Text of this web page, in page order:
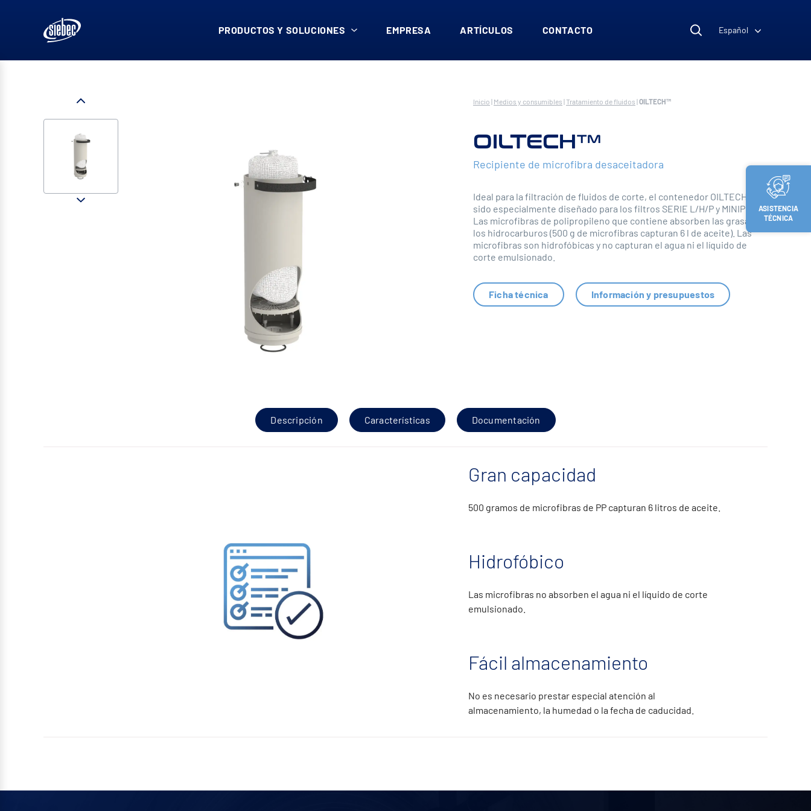
ASISTENCIA
TÉCNICA
PRODUCTOS Y SOLUCIONES EMPRESA ARTÍCULOS CONTACTO Español
Inicio | Medios y consumibles |Tratamiento de fluidos |OILTECH™
OILTECH™
Recipiente de microfibra desaceitadora
Ideal para la filtración de fluidos de corte, el contenedor OILTECH™ ha
sido especialmente diseñado para los filtros SERIE L/H/P y MINIPURE.
Las microfibras de polipropileno que contiene absorben las grasas de
los hidrocarburos (500 g de microfibras capturan 6 l de aceite). Las
microfibras son hidrofóbicas y no capturan el agua ni el líquido de
corte emulsionado.
Ficha técnica Información y presupuestos
Descripción Características Documentación
Gran capacidad
500 gramos de microfibras de PP capturan 6 litros de aceite.
Hidrofóbico
Las microfibras no absorben el agua ni el líquido de corte
emulsionado.
Fácil almacenamiento
No es necesario prestar especial atención al
almacenamiento, la humedad o la fecha de caducidad.